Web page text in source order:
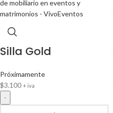
Silla Gold
Próximamente
$3.100 + iva